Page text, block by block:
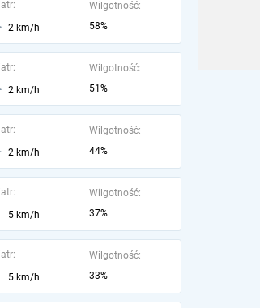
2 km/h
Wilgotność:
58%
2 km/h
Wilgotność:
51%
2 km/h
Wilgotność:
44%
5 km/h
Wilgotność:
37%
5 km/h
Wilgotność:
33%